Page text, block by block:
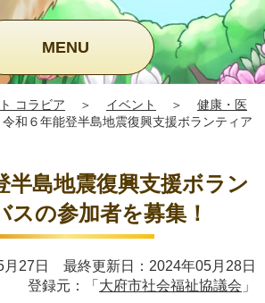
MENU
コラビア ＞ イベント ＞
健康・医
令和６年能登半島地震復興支援ボランティア
半島地震復興支援ボラン
スの参加者を募集！
月27日 最終更新日：2024年05月28日
登録元：「 大府市社会福祉協議会 」